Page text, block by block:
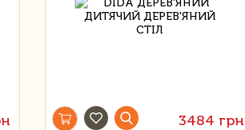
3484 грн